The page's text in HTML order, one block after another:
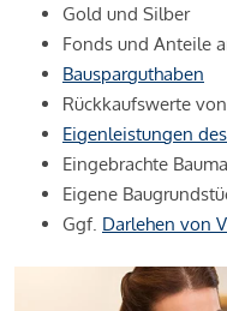
Gold und Silber
Fonds und Anteile
Bausparguthaben
Rückkaufswerte
Eigenleistungen
Eingebrachte
Eigene
Ggf. Darlehen von